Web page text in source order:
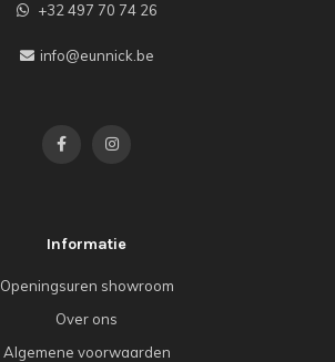
+32 497 70 74 26
info@eunnick.be
Informatie
Openingsuren showroom
Over ons
Algemene voorwaarden